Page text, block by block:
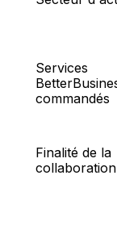
Services
commandés
Finalité de la
collaboration